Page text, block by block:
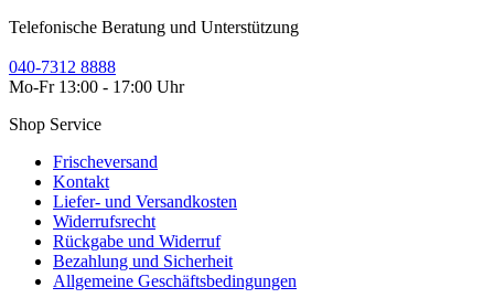
Telefonische Beratung und Unterstützung
040-7312 8888
Mo-Fr 13:00 - 17:00 Uhr
Shop Service
Frischeversand
Kontakt
Liefer- und Versandkosten
Widerrufsrecht
Rückgabe und Widerruf
Bezahlung und Sicherheit
Allgemeine Geschäftsbedingungen